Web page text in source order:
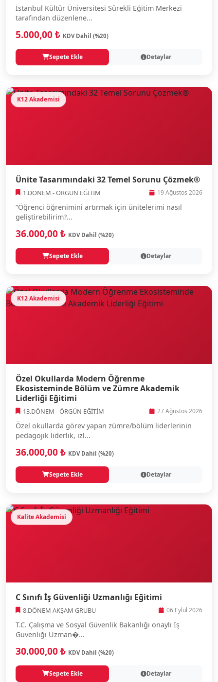
İstanbul Kültür Üniversitesi Sürekli Eğitim Merkezi
tarafından düzenlene...
5.000,00 ₺ KDV Dahil (%20)
Sepete Ekle Detaylar
K12 Akademisi
Ünite Tasarımındaki 32 Temel Sorunu Çözmek®
1.DÖNEM - ÖRGÜN EĞİTİM 19 Ağustos 2026
“Öğrenci öğrenimini artırmak için ünitelerimi nasıl
geliştirebilirim?...
36.000,00 ₺ KDV Dahil (%20)
Sepete Ekle Detaylar
K12 Akademisi
Özel Okullarda Modern Öğrenme
Ekosisteminde Bölüm ve Zümre Akademik
Liderliği Eğitimi
13.DÖNEM - ÖRGÜN EĞİTİM 27 Ağustos 2026
Özel okullarda görev yapan zümre/bölüm liderlerinin
pedagojik liderlik, izl...
36.000,00 ₺ KDV Dahil (%20)
Sepete Ekle Detaylar
Kalite Akademisi
C Sınıfı İş Güvenliği Uzmanlığı Eğitimi
8.DÖNEM AKŞAM GRUBU 06 Eylül 2026
T.C. Çalışma ve Sosyal Güvenlik Bakanlığı onaylı İş
Güvenliği Uzman�...
30.000,00 ₺ KDV Dahil (%20)
Sepete Ekle Detaylar